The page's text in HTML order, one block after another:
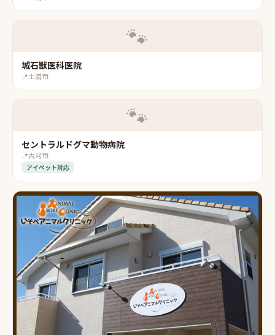
🐾
城石獣医科医院
📍土浦市
🐾
セントラルドグマ動物病院
📍古河市
アイペット対応